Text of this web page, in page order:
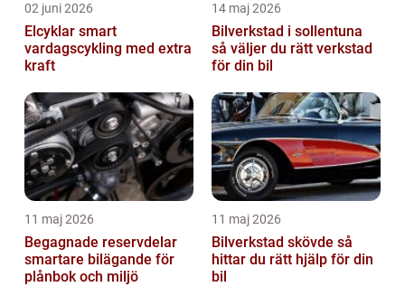
02 juni 2026
Elcyklar smart
vardagscykling med extra
kraft
14 maj 2026
Bilverkstad i sollentuna
så väljer du rätt verkstad
för din bil
11 maj 2026
Begagnade reservdelar
smartare bilägande för
plånbok och miljö
11 maj 2026
Bilverkstad skövde så
hittar du rätt hjälp för din
bil